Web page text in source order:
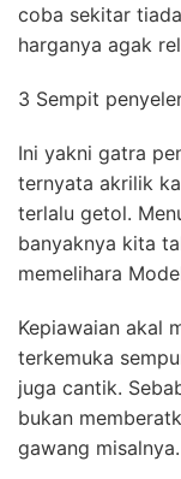
coba sekitar
harganya agak
3 Sempit
Ini yakni gatra
ternyata akrilik
terlalu getol.
banyaknya kita
memelihara
Kepiawaian akal
terkemuka
juga cantik.
bukan
gawang misalnya.